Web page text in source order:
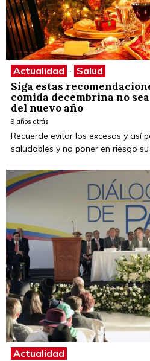
Actualidad · Salud
Siga estas
comida decembrina no
del nuevo año
9 años atrás
Recuerde evitar los excesos y así
saludables y no poner en riesgo
Actualidad